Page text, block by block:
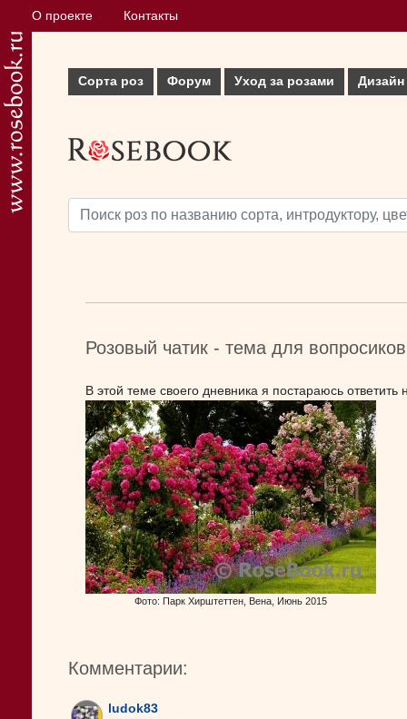
О проекте Контакты
Сорта роз Форум Уход за розами Дизайн
Розовый чатик - тема для
В этой теме своего дневника я постараюсь
Фото: Парк Хирштеттен, Вена, Июнь 2015
Комментарии:
ludok83